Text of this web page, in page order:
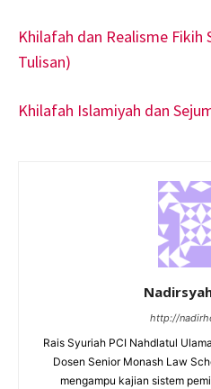
Khilafah dan Realisme Fikih
Tulisan)
Khilafah Islamiyah dan
http://
Rais Syuriah PCI Nahdlatul
Dosen Senior Monash Law
mengampu kajian sistem